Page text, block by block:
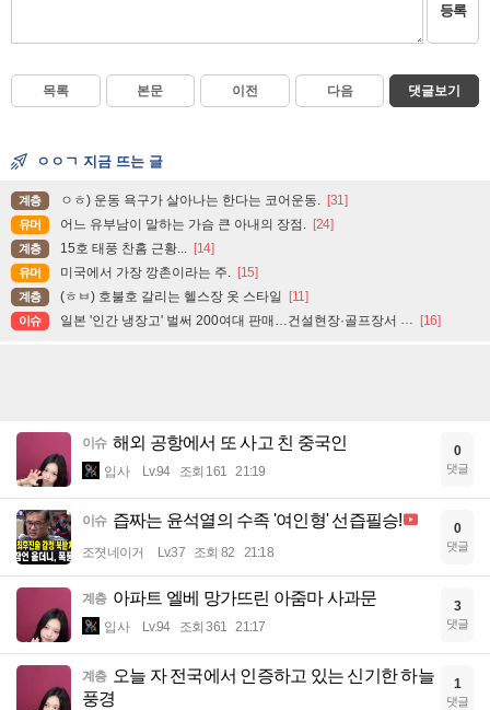
등록
목록 본문 이전 다음 댓글보기
ㅇㅇㄱ 지금 뜨는 글
계층 ㅇㅎ) 운동 욕구가 살아나는 한다는 코어운동. [31]
유머 어느 유부남이 말하는 가슴 큰 아내의 장점. [24]
계층 15호 태풍 찬홈 근황... [14]
유머 미국에서 가장 깡촌이라는 주. [15]
계층 (ㅎㅂ) 호불호 갈리는 헬스장 옷 스타일 [11]
이슈 일본 '인간 냉장고' 벌써 200여대 판매…건설현장·골프장서 인기 [16]
이슈 해외 공항에서 또 사고 친 중국인
입사 Lv.94 조회 161 21:19
0
댓글
이슈 즙짜는 윤석열의 수족 '여인형' 선즙필승!
조졋네이거 Lv.37 조회 82 21:18
0
댓글
계층 아파트 엘베 망가뜨린 아줌마 사과문
입사 Lv.94 조회 361 21:17
3
댓글
계층 오늘 자 전국에서 인증하고 있는 신기한 하늘
풍경
1
댓글